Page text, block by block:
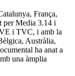
França,
per Media 3.14 i
i TVC, i amb la
Austràlia,
ha anat a
una àmplia